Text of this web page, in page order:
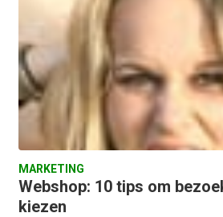
MARKETING
Webshop: 10 tips om
kiezen